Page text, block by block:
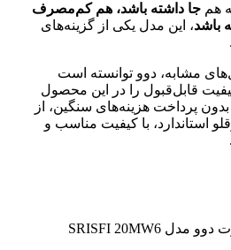
هم جا داشته باشد، هم کم‌مصرف
باشد، این مدل یکی از گزینه‌های
مشابه، دوو توانسته است
قابل‌قبول را در این محصول
بدون پرداخت هزینه‌های سنگین، از
استاندارد، با کیفیت مناسب و